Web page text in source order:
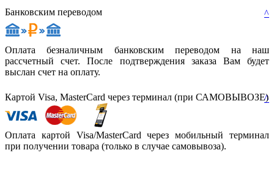
^
Банковским переводом
Оплата безналичным банковским переводом на наш
рассчетный счет. После подтверждения заказа Вам будет
выслан счет на оплату.
^
Картой Visa, MasterCard через терминал (при САМОВЫВОЗЕ)
Оплата картой Visa/MasterCard через мобильный терминал
при получении товара (только в случае самовывоза).